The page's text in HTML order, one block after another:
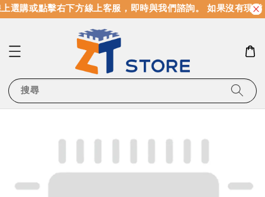
選購或點擊右下方線上客服，即時與我們諮詢。 如果沒有現
搜尋